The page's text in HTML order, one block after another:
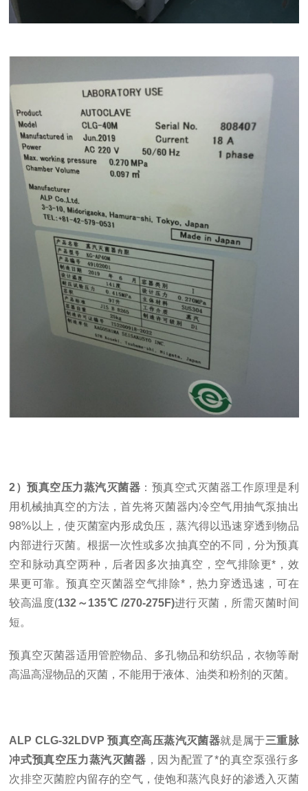
2）预真空压力蒸汽灭菌器 ：预真空式灭菌器工作原理是利
用机械抽真空的方法，首先将灭菌器内冷空气用抽气泵抽出
98%以上，使灭菌室内形成负压，蒸汽得以迅速穿透到物品
内部进行灭菌。根据一次性或多次抽真空的不同，分为预真
空和脉动真空两种，后者因多次抽真空，空气排除更*，效
果更可靠。预真空灭菌器空气排除*，热力穿透迅速，可在
较高温度(132～135℃ /270-275F)进行灭菌，所需灭菌时间
短。
预真空灭菌器适用管腔物品、多孔物品和纺织品，衣物等耐
高温高湿物品的灭菌，不能用于液体、油类和粉剂的灭菌。
ALP CLG-32LDVP 预真空高压蒸汽灭菌器就是属于三重脉
冲式预真空压力蒸汽灭菌器 ，因为配置了*的真空泵强行多
次排空灭菌腔内留存的空气，使饱和蒸汽良好的渗透入灭菌